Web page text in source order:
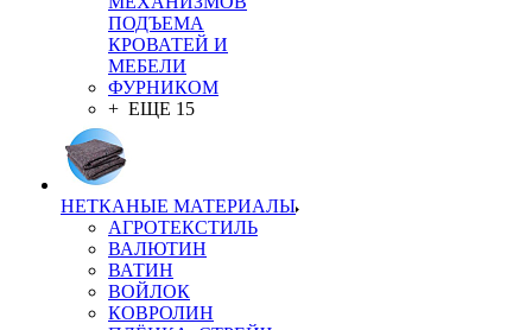
ПОДЪЕМА
КРОВАТЕЙ И
МЕБЕЛИ
ФУРНИКОМ
+ ЕЩЕ 15
НЕТКАНЫЕ МАТЕРИАЛЫ
АГРОТЕКСТИЛЬ
ВАЛЮТИН
ВАТИН
ВОЙЛОК
КОВРОЛИН